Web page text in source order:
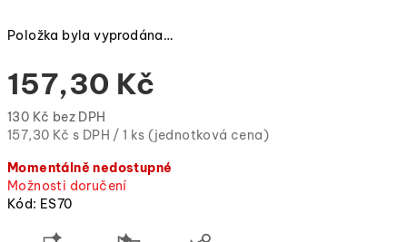
Položka byla vyprodána…
157,30 Kč
130 Kč bez DPH
Měrná
(jednotková
cena)
157,30 Kč s DPH / 1 ks (jednotková cena)
Momentálně nedostupné
Možnosti doručení
Kód: ES70